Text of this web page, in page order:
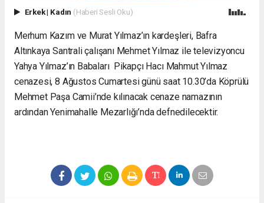
Erkek| Kadın (Haberi Sesli Oku)
Merhum Kazım ve Murat Yılmaz’ın kardeşleri, Bafra
Altınkaya Santrali çalışanı Mehmet Yılmaz ile televizyoncu
Yahya Yılmaz’ın Babaları Pikapçı Hacı Mahmut Yılmaz
cenazesi, 8 Ağustos Cumartesi günü saat 10.30’da Köprülü
Mehmet Paşa Camii’nde kılınacak cenaze namazının
ardından Yenimahalle Mezarlığı’nda defnedilecektir.